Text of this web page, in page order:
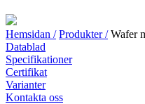
Hemsidan / Produkter / Wafer
Datablad
Specifikationer
Certifikat
Varianter
Kontakta oss